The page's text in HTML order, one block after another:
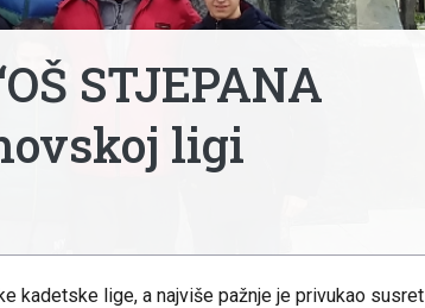
STJEPANA
ligi
kadetske lige, a najviše pažnje je privukao susret